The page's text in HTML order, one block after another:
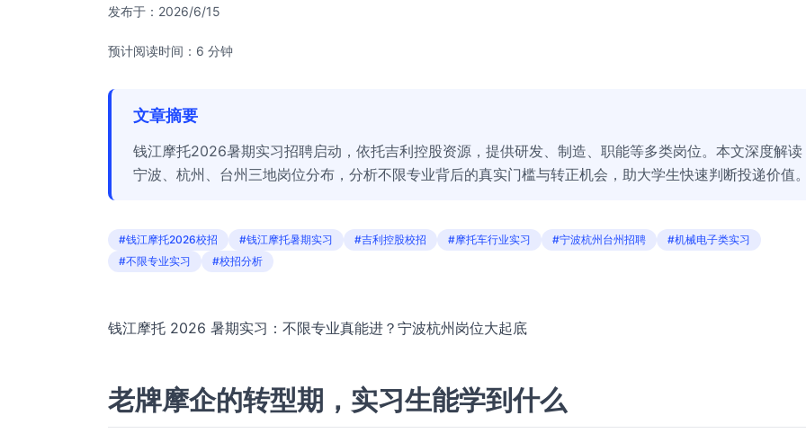
发布于： 2026/6/15
预计阅读时间：6 分钟
文章摘要
钱江摩托2026暑期实习招聘启动，依托吉利控股资源，提供研发、制造、职能等多类岗位。本文深度解读
宁波、杭州、台州三地岗位分布，分析不限专业背后的真实门槛与转正机会，助大学生快速判断投递价值。
#钱江摩托2026校招 #钱江摩托暑期实习 #吉利控股校招 #摩托车行业实习 #宁波杭州台州招聘
#机械电子类实习
#不限专业实习
#校招分析
钱江摩托 2026 暑期实习：不限专业真能进？宁波杭州岗位大起底
老牌摩企的转型期，实习生能学到什么